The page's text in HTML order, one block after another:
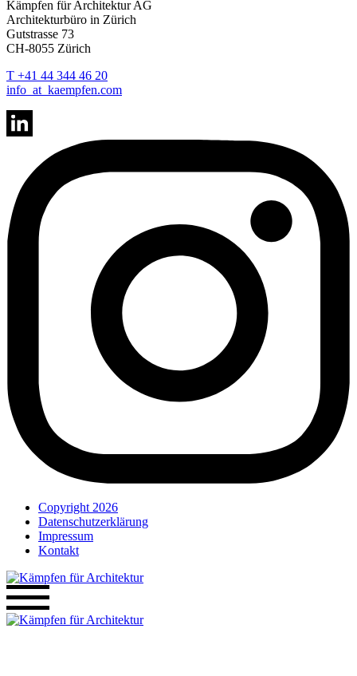
Kämpfen für Architektur AG
Architekturbüro in Zürich
Gutstrasse 73
CH-8055 Zürich
T +41 44 344 46 20
info _at_ kaempfen.com
Copyright 2026
Datenschutzerklärung
Impressum
Kontakt